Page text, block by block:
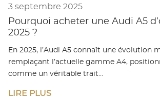
3 septembre 2025
Pourquoi acheter une Audi A5
2025 ?
En 2025, l’Audi A5 connaît une évolution
remplaçant l’actuelle gamme A4,
comme un véritable trait…
LIRE PLUS